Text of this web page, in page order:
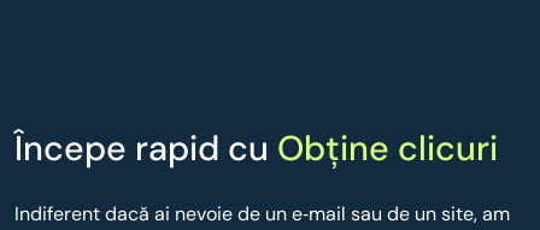
Începe rapid cu Obține clicuri
Indiferent dacă ai nevoie de un e‑mail sau de un site, am